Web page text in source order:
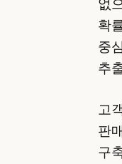
없
확
중
추
고
판
구